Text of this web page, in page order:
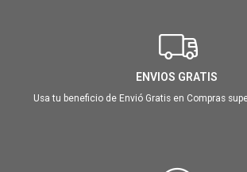
ENVIOS GRATIS
Usa tu beneficio de Envió Gratis en Compras